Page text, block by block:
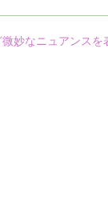
妙なニュアンス